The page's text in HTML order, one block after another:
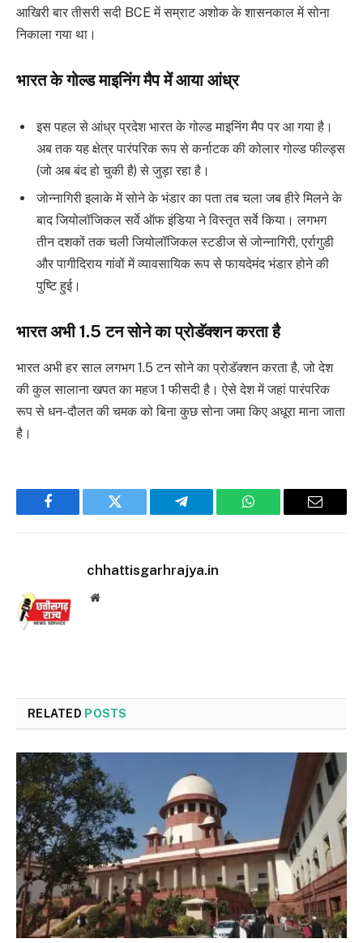
आखिरी बार तीसरी सदी BCE में सम्राट अशोक के शासनकाल में सोना
निकाला गया था।
भारत के गोल्ड माइनिंग मैप में आया आंध्र
इस पहल से आंध्र प्रदेश भारत के गोल्ड माइनिंग मैप पर आ गया है।
अब तक यह क्षेत्र पारंपरिक रूप से कर्नाटक की कोलार गोल्ड फील्ड्स
(जो अब बंद हो चुकी है) से जुड़ा रहा है।
जोन्नागिरी इलाके में सोने के भंडार का पता तब चला जब हीरे मिलने के
बाद जियोलॉजिकल सर्वे ऑफ इंडिया ने विस्तृत सर्वे किया। लगभग
तीन दशकों तक चली जियोलॉजिकल स्टडीज से जोन्नागिरी, एर्रागुडी
और पागीदिराय गांवों में व्यावसायिक रूप से फायदेमंद भंडार होने की
पुष्टि हुई।
भारत अभी 1.5 टन सोने का प्रोडॅक्शन करता है
भारत अभी हर साल लगभग 1.5 टन सोने का प्रोडॅक्शन करता है, जो देश
की कुल सालाना खपत का महज 1 फीसदी है। ऐसे देश में जहां पारंपरिक
रूप से धन-दौलत की चमक को बिना कुछ सोना जमा किए अधूरा माना जाता
है।
Facebook Twitter Telegram WhatsApp Email
chhattisgarhrajya.in
Website
RELATED POSTS